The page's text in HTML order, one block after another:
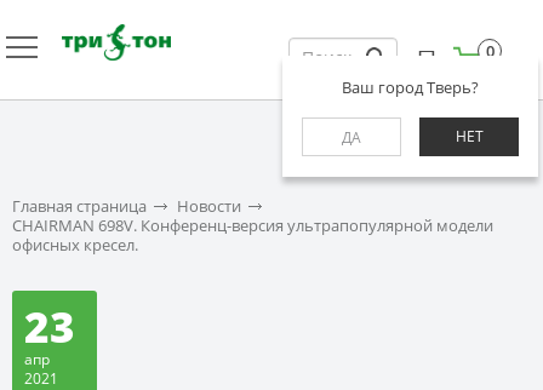
Ваш город Тверь?
ДА НЕТ
0
Главная страница
Новости
CHAIRMAN 698V. Конференц-версия ультрапопулярной модели
офисных кресел.
23
апр
2021